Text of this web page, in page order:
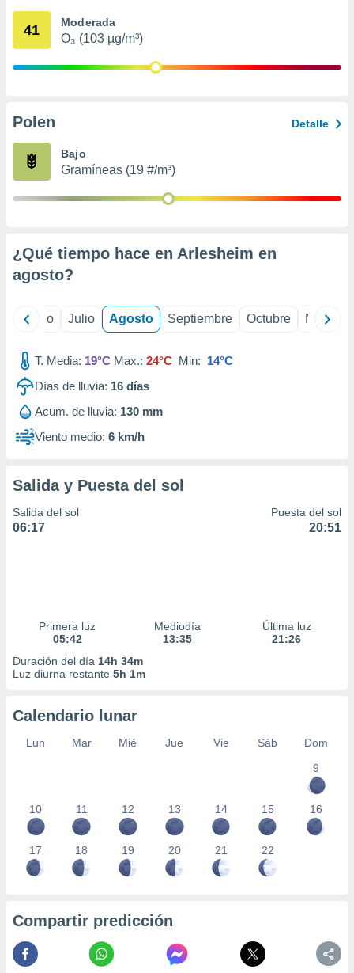
mediante
publicidad
de
41 Moderada
O₃ (103 µg/m³)
Polen Detalle
Bajo
Gramíneas (19 #/m³)
¿Qué tiempo hace en Arlesheim en
agosto?
Junio Julio Agosto Septiembre Octubre
T. Media: 19°C Max.: 24°C Min: 14°C
Días de lluvia: 16 días
Acum. de lluvia: 130 mm
Viento medio: 6 km/h
Salida y Puesta del sol
Salida del sol
06:17
Puesta del sol
20:51
Primera luz
05:42
Mediodía
13:35
Última luz
21:26
Duración del día 14h 34m
Luz diurna restante 5h 1m
Calendario lunar
Lun Mar Mié Jue Vie Sáb
Dom
9
10 11 12 13 14 15 16
17 18 19 20 21 22
Compartir predicción